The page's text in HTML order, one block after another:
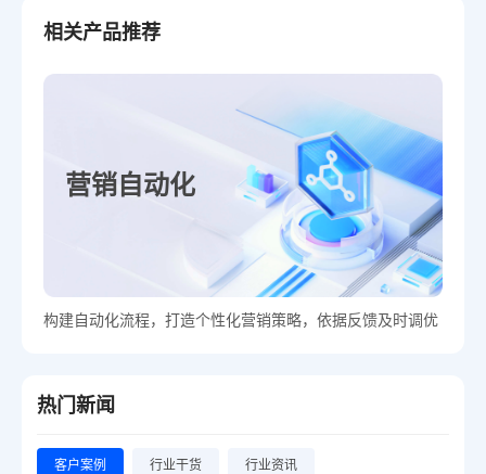
相关产品推荐
营销自动化
构建自动化流程，打造个性化营销策略，依据反馈及时调优
热门新闻
客户案例 行业干货 行业资讯